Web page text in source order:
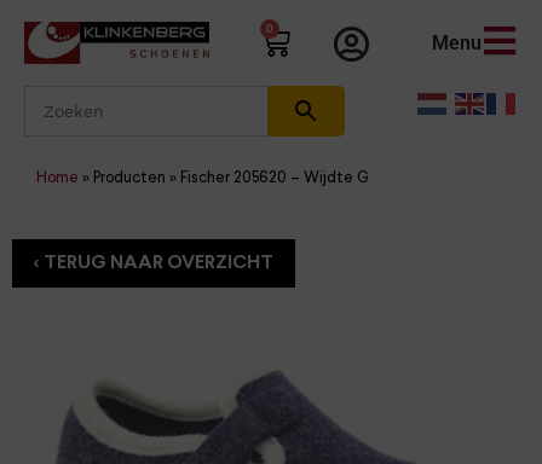
0
Menu
Home » Producten » Fischer 205620 – Wijdte G